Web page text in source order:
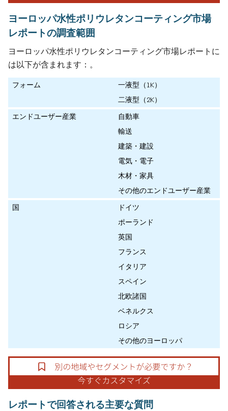
ヨーロッパ水性ポリウレタンコーティング市場
レポートの調査範囲
ヨーロッパ水性ポリウレタンコーティング市場レポートに
は以下が含まれます：。
フォーム
一液型（1K）
二液型（2K）
エンドユーザー産業
自動車
輸送
建築・建設
電気・電子
木材・家具
その他のエンドユーザー産業
国
ドイツ
ポーランド
英国
フランス
イタリア
スペイン
北欧諸国
ベネルクス
ロシア
その他のヨーロッパ
レポートで回答される主要な質問